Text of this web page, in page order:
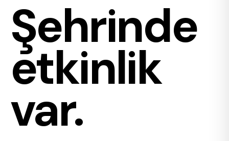
Şehrinde
etkinlik
var.